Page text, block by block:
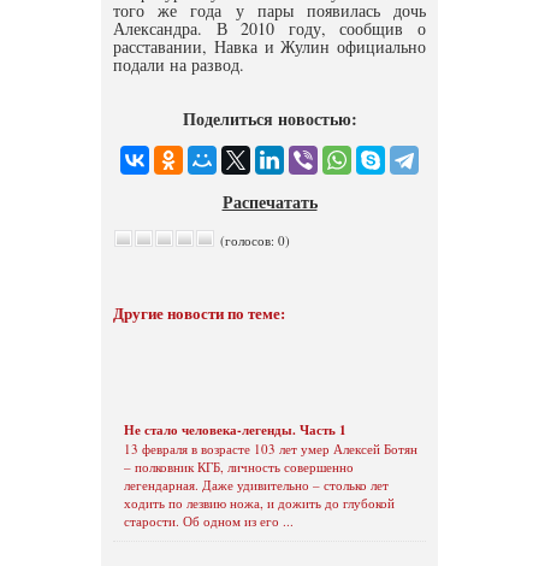
того же года у пары появилась дочь
Александра. В 2010 году, сообщив о
расставании, Навка и Жулин официально
подали на развод.
Поделиться новостью:
Распечатать
(голосов: 0)
Другие новости по теме:
Не стало человека-легенды. Часть 1
13 февраля в возрасте 103 лет умер Алексей Ботян
– полковник КГБ, личность совершенно
легендарная. Даже удивительно – столько лет
ходить по лезвию ножа, и дожить до глубокой
старости. Об одном из его ...